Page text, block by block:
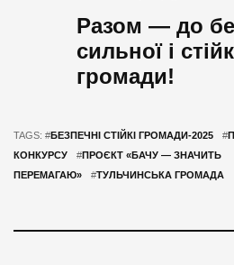
Разом — до
сильної і
громади!
TAGS: #БЕЗПЕЧНІ СТІЙКІ ГРОМАДИ-2025 #
КОНКУРСУ
#ПРОЄКТ «БАЧУ — ЗНАЧИТЬ
ПЕРЕМАГАЮ»
#ТУЛЬЧИНСЬКА ГРОМАДА